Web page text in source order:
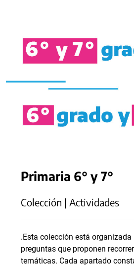
Primaria 6° y 7°
Colección | Actividades
.Esta colección está organizada
preguntas que proponen
temáticas. Cada apartado